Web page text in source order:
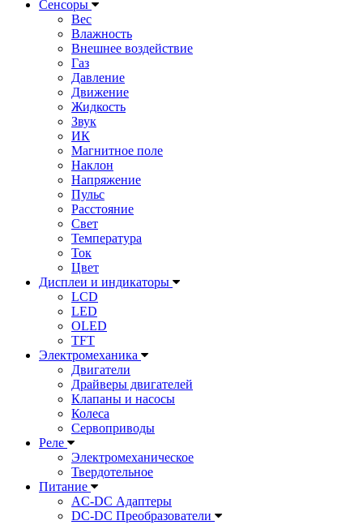
Сенсоры
Вес
Влажность
Внешнее воздействие
Газ
Давление
Движение
Жидкость
Звук
ИК
Магнитное поле
Наклон
Напряжение
Пульс
Расстояние
Свет
Температура
Ток
Цвет
Дисплеи и индикаторы
LCD
LED
OLED
TFT
Электромеханика
Двигатели
Драйверы двигателей
Клапаны и насосы
Колеса
Сервоприводы
Реле
Электромеханическое
Твердотельное
Питание
AC-DC Адаптеры
DC-DC Преобразователи